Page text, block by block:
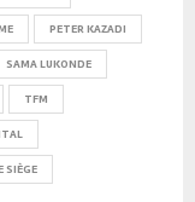
PETER KAZADI
SAMA LUKONDE
TFM
SIÈGE